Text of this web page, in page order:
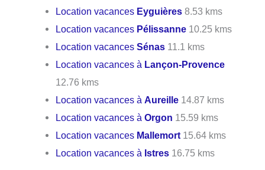
Location vacances Eyguières 8.53 kms
Location vacances Pélissanne 10.25 kms
Location vacancesSénas 11.1 kms
Location vacances à Lançon-Provence
12.76 kms
Location vacances à Aureille 14.87 kms
Location vacances àOrgon 15.59 kms
Location vacances Mallemort 15.64 kms
Location vacances à Istres 16.75 kms